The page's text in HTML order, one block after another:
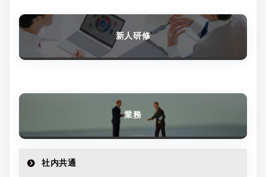
新人研修
業務
社内共通